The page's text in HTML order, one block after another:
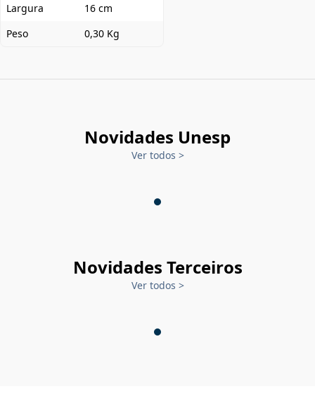
Largura
16 cm
Peso
0,30 Kg
Novidades Unesp
Ver todos >
Novidades Terceiros
Ver todos >